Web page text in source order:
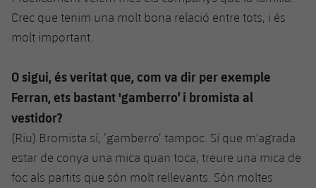
Crec que tenim una molt bona relació entre tots, i és
molt important.
O sigui, és veritat que, com va dir per exemple
Ferran, ets bastant 'gamberro’ i bromista al
vestidor?
(Riu) Bromista sí, ‘gamberro’ tampoc. Sí que m'agrada
estar de conya una mica quan toca, treure una mica de
foc als partits que són molt rellevants. Són moltes